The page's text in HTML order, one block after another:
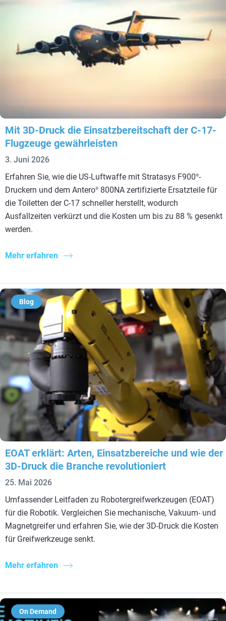
Mit 3D-Druck die Einsatzbereitschaft der C-17-
Flugzeuge gewährleisten
3. Juni 2026
Erfahren Sie, wie die US-Luftwaffe mit Stratasys F900®-
Druckern und dem Antero® 800NA zertifizierte Ersatzteile für
die Toiletten der C-17 schneller herstellt, wodurch
Ausfallzeiten verkürzt und die Kosten um bis zu 88 % gesenkt
werden.
Mehr erfahren
Blog
EOAT erklärt: Arten, Einsatzbereiche und wie der
3D-Druck die Branche revolutioniert
25. Mai 2026
Umfassender Leitfaden zu Robotergreifwerkzeugen (EOAT)
für die Robotik. Vergleichen Sie mechanische, Vakuum- und
Magnetgreifer und erfahren Sie, wie der 3D-Druck die Kosten
für Greifwerkzeuge senkt.
Mehr erfahren
On Demand